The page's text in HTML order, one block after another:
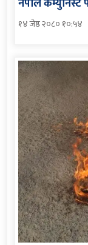
नेपाल कम्युनिस्ट
१४ जेष्ठ २०८० १०:५४